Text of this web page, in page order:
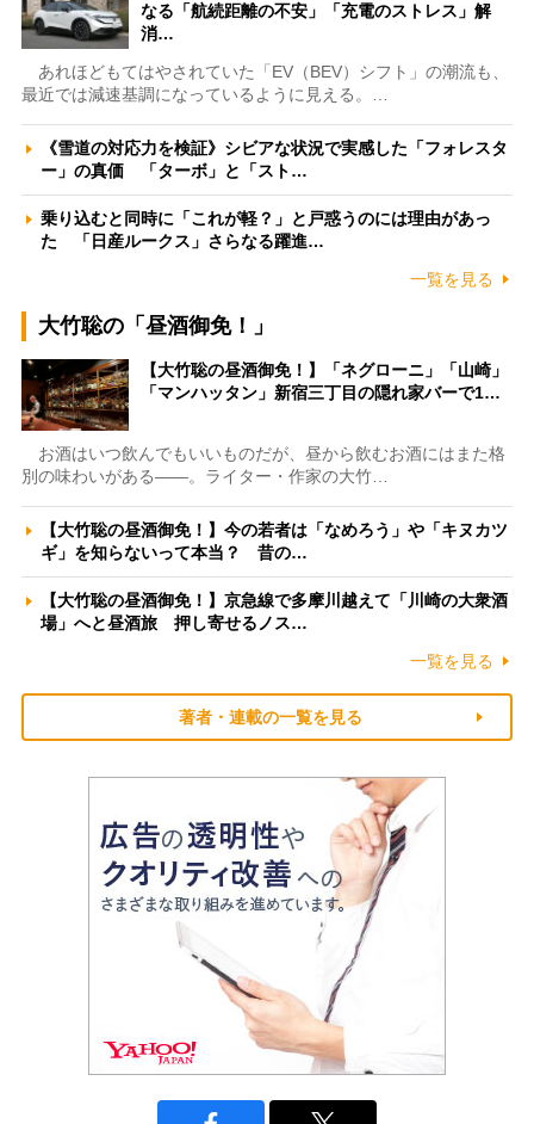
なる「航続距離の不安」「充電のストレス」解
消…
あれほどもてはやされていた「EV（BEV）シフト」の潮流も、
最近では減速基調になっているように見える。…
《雪道の対応力を検証》シビアな状況で実感した「フォレスタ
ー」の真価 「ターボ」と「スト…
乗り込むと同時に「これが軽？」と戸惑うのには理由があっ
た 「日産ルークス」さらなる躍進…
一覧を見る
大竹聡の「昼酒御免！」
【大竹聡の昼酒御免！】「ネグローニ」「山崎」
「マンハッタン」新宿三丁目の隠れ家バーで1…
お酒はいつ飲んでもいいものだが、昼から飲むお酒にはまた格
別の味わいがある――。ライター・作家の大竹…
【大竹聡の昼酒御免！】今の若者は「なめろう」や「キヌカツ
ギ」を知らないって本当？ 昔の…
【大竹聡の昼酒御免！】京急線で多摩川越えて「川崎の大衆酒
場」へと昼酒旅 押し寄せるノス…
一覧を見る
著者・連載の一覧を見る